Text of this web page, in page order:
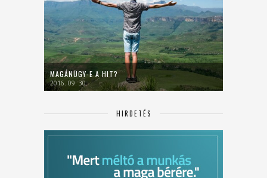
MAGÁNÜGY-E A HIT?
2016. 09. 30.
HIRDETÉS